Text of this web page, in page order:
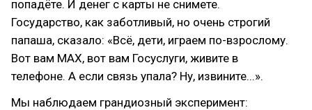
попадёте. И денег с карты не снимете.
Государство, как заботливый, но очень строгий
папаша, сказало: «Всё, дети, играем по-взрослому.
Вот вам MAX, вот вам Госуслуги, живите в
телефоне. А если связь упала? Ну, извините...».
Мы наблюдаем грандиозный эксперимент: